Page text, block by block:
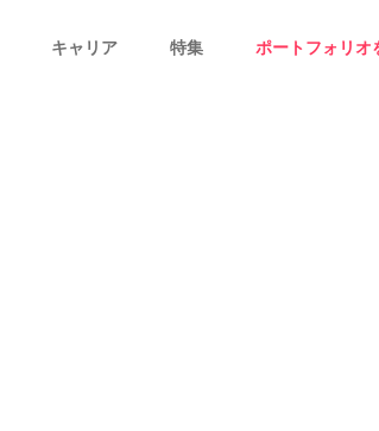
キャリア 特集 ポートフォリオ